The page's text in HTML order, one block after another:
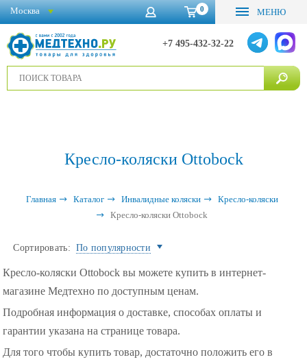
0 МЕНЮ
+7 495-432-32-22
Москва
Кресло-коляски Ottobock
Главная Каталог Инвалидные коляски
Кресло-коляски
Кресло-коляски Ottobock
Сортировать: По популярности
Кресло-коляски Ottobock вы можете купить в интернет-
магазине Медтехно по доступным ценам.
Подробная информация о доставке, способах оплаты и
гарантии указана на странице товара.
Для того чтобы купить товар, достаточно положить его в